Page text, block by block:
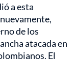
a esta
de los
atacada en
El